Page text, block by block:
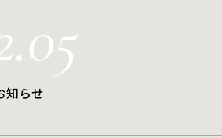
知らせ